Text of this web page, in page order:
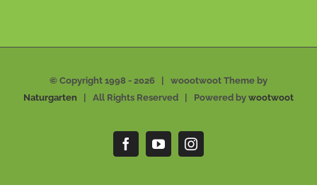
© Copyright 1998 - 2026 | woootwoot Theme by
Naturgarten | All Rights Reserved | Powered by wootwoot
FacebookYouTubeInstagram